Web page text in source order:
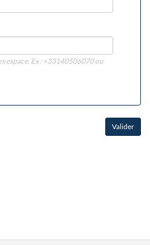
espace. Ex : +33140506070 ou